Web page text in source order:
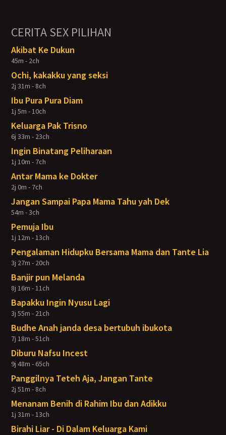
CERITA SEX PILIHAN
Akibat Ke Dukun
45m - 2ch
Ochi, kakakku yang seksi
2j 31m - 8ch
Ibu Pura Pura Diam
1j 5m - 10ch
Keluarga Pak Trisno
6j 33m - 23ch
Ingin Binatang Peliharaan
1j 10m - 7ch
Antar Mama ke Dokter
2j 0m - 7ch
Jangan Sampai Papa Mama Tahu yah Dek
54m - 3ch
Pemuja Ibu
1j 12m - 13ch
Pengalaman Hidupku Bersama Mama dan Tante Lia
3j 27m - 20ch
Banjir pun Melanda
8j 16m - 11ch
Bapakku Ingin Nyusu Lagi
3j 55m - 21ch
Budhe Anah janda desa bertubuh ibukota
7j 18m - 51ch
Diburu Nafsu Incest
9j 48m - 65ch
Panggilnya Teteh Aja, Jangan Tante
2j 51m - 8ch
Menanam Benih di Rahim Ibu dan Adikku
1j 31m - 13ch
Birahi Liar - Di Dalam Keluarga Kami